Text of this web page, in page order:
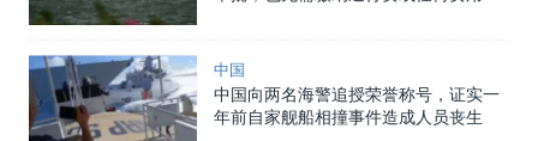
中国
中国向两名海警追授荣誉称号，证实一
年前自家舰船相撞事件造成人员丧生